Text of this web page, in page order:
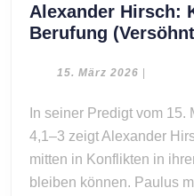
Alexander Hirsch:
Berufung
15. März 2026 15.
4,1–3 zeigt Alexander
mitten in Konflikten in
bleiben können. Paulus